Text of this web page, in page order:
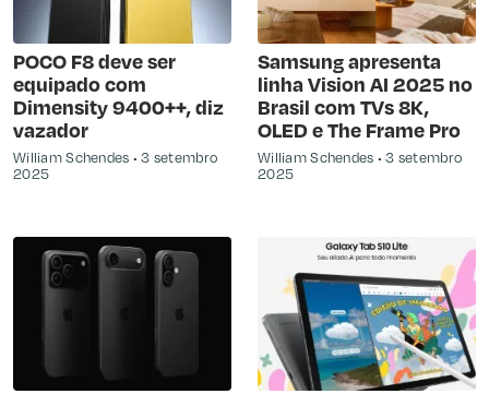
POCO F8 deve ser
equipado com
Dimensity 9400++, diz
vazador
William Schendes
3 setembro
2025
Samsung apresenta
linha Vision AI 2025 no
Brasil com TVs 8K,
OLED e The Frame Pro
William Schendes
3 setembro
2025